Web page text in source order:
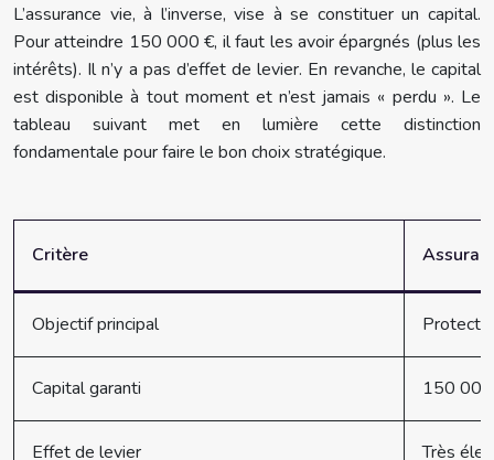
L’assurance vie, à l’inverse, vise à se constituer un capital.
Pour atteindre 150 000 €, il faut les avoir épargnés (plus les
intérêts). Il n’y a pas d’effet de levier. En revanche, le capital
est disponible à tout moment et n’est jamais « perdu ». Le
tableau suivant met en lumière cette distinction
fondamentale pour faire le bon choix stratégique.
Critère
Objectif principal
Capital garanti 150
Effet de levier Très